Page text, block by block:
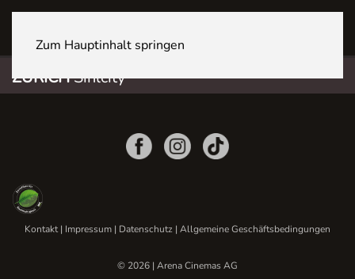
Zum Hauptinhalt springen
ZÜRICHSihlcity
Kontakt| Impressum | Datenschutz | Allgemeine Geschäftsbedingungen
© 2026 | Arena Cinemas AG